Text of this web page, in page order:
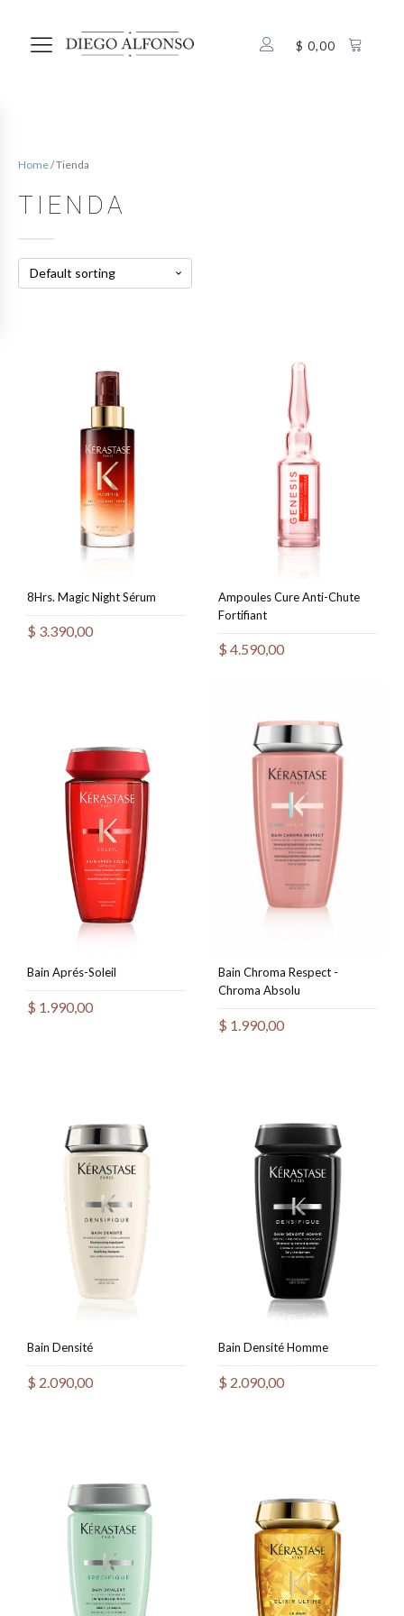
$ 0,00
Home/ Tienda
TIENDA
8Hrs. Magic Night Sérum
$ 3.390,00
Ampoules Cure Anti-Chute
Fortifiant
$ 4.590,00
Bain Aprés-Soleil
$ 1.990,00
Bain Chroma Respect -
Chroma Absolu
$ 1.990,00
Bain Densité
$ 2.090,00
Bain Densité Homme
$ 2.090,00